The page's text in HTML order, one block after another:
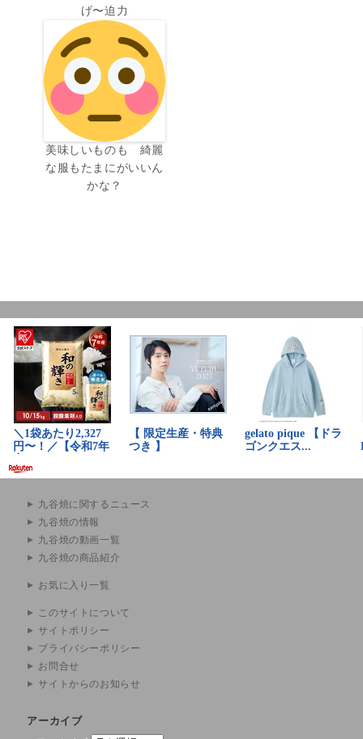
げ〜迫力
美味しいものも 綺麗
な服もたまにがいいん
かな？
九谷焼に関するニュース
九谷焼の情報
九谷焼の動画一覧
九谷焼の商品紹介
お気に入り一覧
このサイトについて
サイトポリシー
プライバシーポリシー
お問合せ
サイトからのお知らせ
アーカイブ